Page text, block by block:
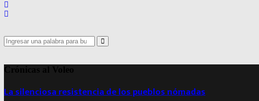
Search
for:
Search
Crónicas al Voleo
La silenciosa resistencia de los pueblos nómadas